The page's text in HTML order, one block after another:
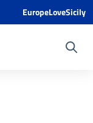
EuropeLoveSicily